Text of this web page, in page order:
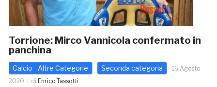
Torrione: Mirco Vannicola confermato in
panchina
Calcio - Altre Categorie Seconda categoria
16 Agosto
2020
di Enrico Tassotti